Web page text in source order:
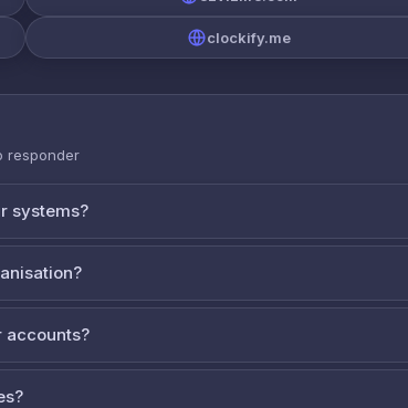
clockify.me
responder
systems?
accounts?